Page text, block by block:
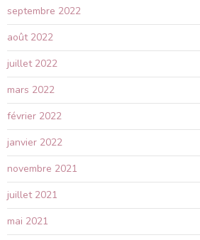
septembre 2022
août 2022
juillet 2022
mars 2022
février 2022
janvier 2022
novembre 2021
juillet 2021
mai 2021